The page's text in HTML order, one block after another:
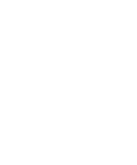
スパム、フィッシング、マルウ